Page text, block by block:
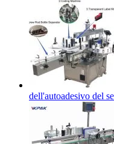
dell'autoadesivo del